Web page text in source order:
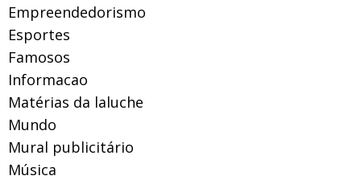
Empreendedorismo
Esportes
Famosos
Informacao
Matérias da laluche
Mundo
Mural publicitário
Música